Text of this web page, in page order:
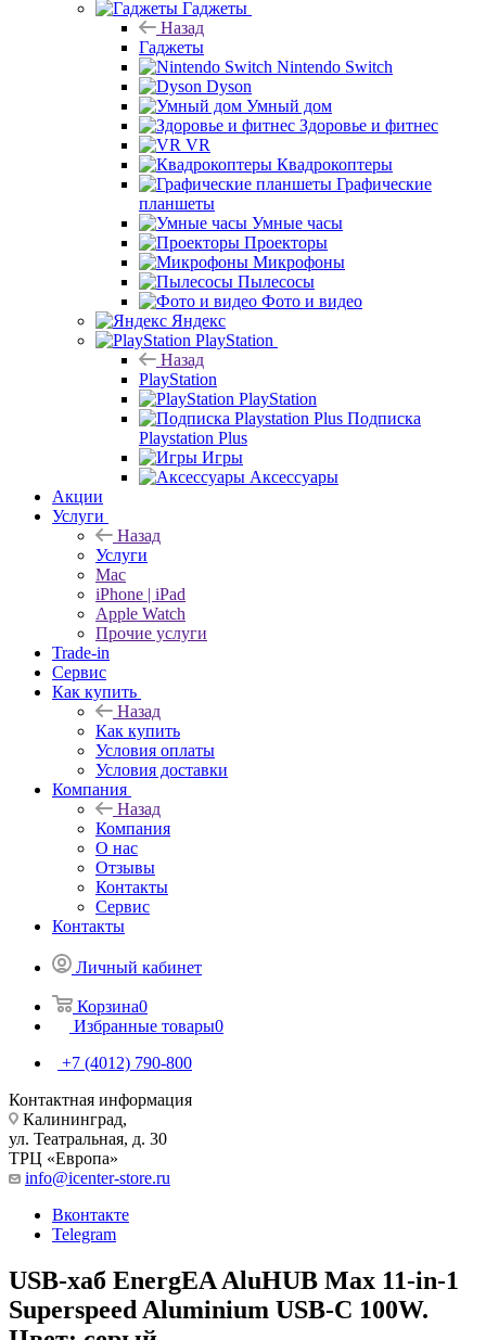
Гаджеты
Назад
Гаджеты
Nintendo Switch
Dyson
Умный дом
Здоровье и фитнес
VR
Квадрокоптеры
Графические
планшеты
Умные часы
Проекторы
Микрофоны
Пылесосы
Фото и видео
Яндекс
PlayStation
Назад
PlayStation
PlayStation
Подписка
Playstation Plus
Игры
Аксессуары
Акции
Услуги
Назад
Услуги
Mac
iPhone | iPad
Apple Watch
Прочие услуги
Trade-in
Сервис
Как купить
Назад
Как купить
Условия оплаты
Условия доставки
Компания
Назад
Компания
О нас
Отзывы
Контакты
Сервис
Контакты
Личный кабинет
Корзина0
Избранные товары0
+7 (4012) 790-800
Контактная информация
Калининград,
ул. Театральная, д. 30
ТРЦ «Европа»
info@icenter-store.ru
Вконтакте
Telegram
USB-хаб EnergEA AluHUB Max 11-in-1
Superspeed Aluminium USB-C 100W.